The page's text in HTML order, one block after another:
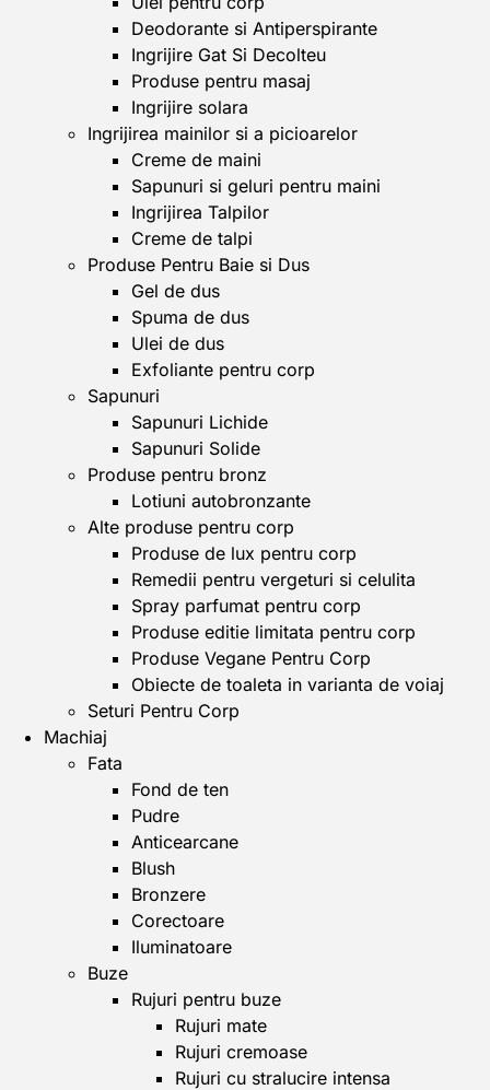
Deodorante si Antiperspirante
Ingrijire Gat Si Decolteu
Produse pentru masaj
Ingrijire solara
Ingrijirea mainilor si a picioarelor
Creme de maini
Sapunuri si geluri pentru maini
Ingrijirea Talpilor
Creme de talpi
Produse Pentru Baie si Dus
Gel de dus
Spuma de dus
Ulei de dus
Exfoliante pentru corp
Sapunuri
Sapunuri Lichide
Sapunuri Solide
Produse pentru bronz
Lotiuni autobronzante
Alte produse pentru corp
Produse de lux pentru corp
Remedii pentru vergeturi si celulita
Spray parfumat pentru corp
Produse editie limitata pentru corp
Produse Vegane Pentru Corp
Obiecte de toaleta in varianta de voiaj
Seturi Pentru Corp
Machiaj
Fata
Fond de ten
Pudre
Anticearcane
Blush
Bronzere
Corectoare
Iluminatoare
Buze
Rujuri pentru buze
Rujuri mate
Rujuri cremoase
Rujuri cu stralucire intensa